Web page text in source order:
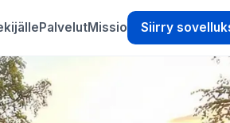
PalvelutMissio Siirry